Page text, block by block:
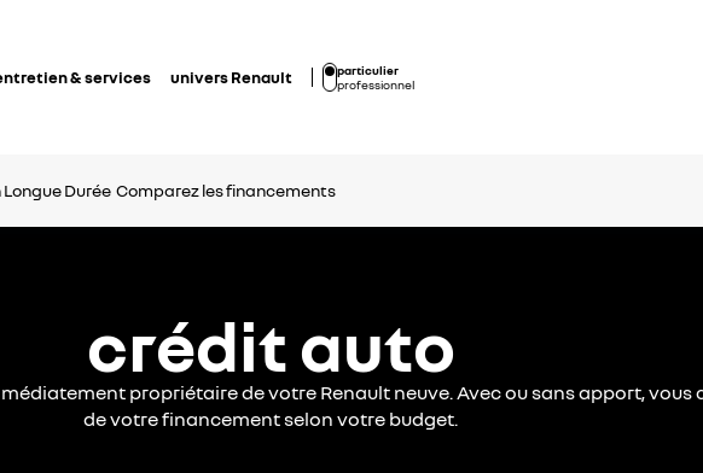
& services univers Renault
particulier
professionnel
Durée Comparez les financements
crédit auto
propriétaire de votre Renault neuve. Avec ou sans apport, vous
de votre financement selon votre budget.